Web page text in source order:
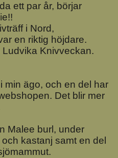
ett par år, börjar
i Nord,
en riktig höjdare.
Knivveckan.
min ägo, och en del har
Det blir mer
Malee burl, under
kastanj samt en del